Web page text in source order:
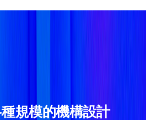
規模的機構設計